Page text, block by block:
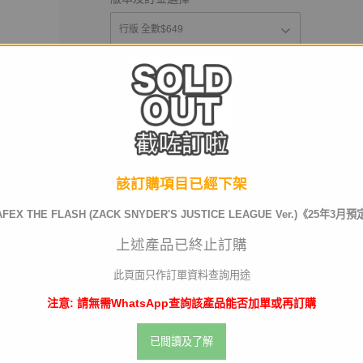
運送及店取pt
截訂日
數量
已截訂
該訂購項目已經下架
THE FLASH (ZACK SNYDER'S JUSTICE LEAGUE Ver.)《25年3月預
上述產品已終止訂購
此頁面只作訂單資料查詢用途
注意: 請無需WhatsApp查詢該產品能否加單或再訂購
已閲讀及了解